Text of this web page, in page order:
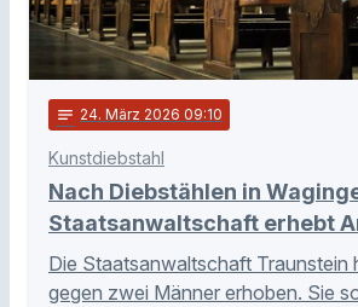
notes 24. März 2026 09:10
Kunstdiebstahl
Nach Diebstählen in
Staatsanwaltschaft erhebt
Die Staatsanwaltschaft Traunstein
gegen zwei Männer erhoben. Sie